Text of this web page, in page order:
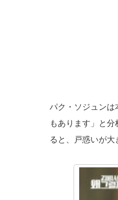
パク・ソジュンは
もあります」と
ると、戸惑いが大